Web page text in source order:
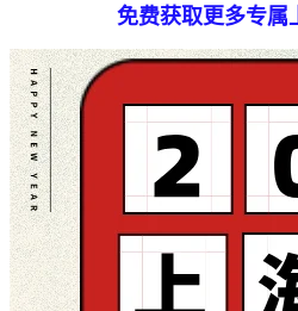
免费获取更多专属